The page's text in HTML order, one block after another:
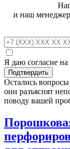
и наш
Я даю согласие на
Остались
они разъяснят
поводу вашей